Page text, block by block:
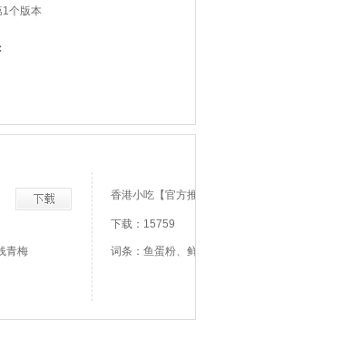
个版本
青梅
香港小吃【官方推荐】
下载：15759
词条：鱼蛋粉、鲜虾云吞面、碗仔翅